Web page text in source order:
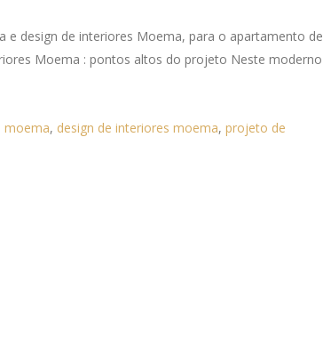
design de interiores Moema, para o apartamento de
Moema : pontos altos do projeto Neste moderno
moema, design de interiores moema, projeto de